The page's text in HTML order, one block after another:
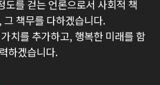
도를 걷는 언론으로서 사회적 책
책무를 다하겠습니다.
치를 추가하고, 행복한 미래를 함
하겠습니다.